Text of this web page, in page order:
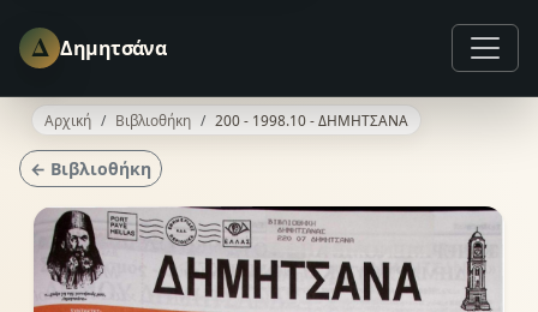
Δ Δημητσάνα
Αρχική Βιβλιοθήκη 200 - 1998.10 - ΔΗΜΗΤΣΑΝΑ
← Βιβλιοθήκη